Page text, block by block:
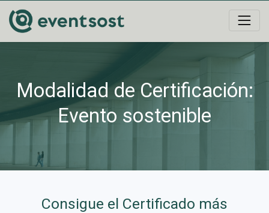
Modalidad de Certificación:
Evento sostenible
Consigue el Certificado más